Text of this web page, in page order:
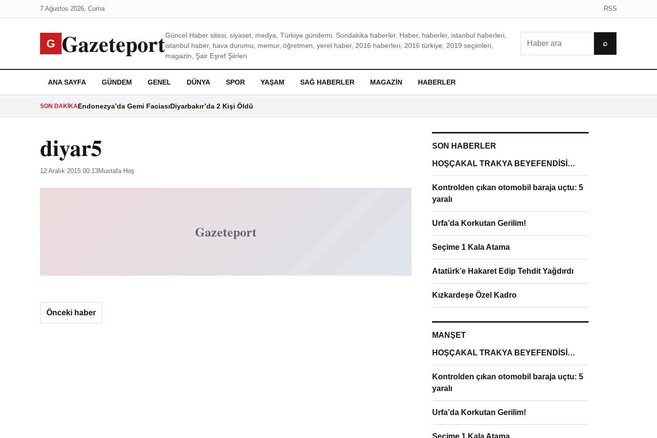
7 Ağustos 2026, Cuma RSS
G GazeteportGüncel Haber sitesi, siyaset, medya, Türkiye gündemi, Sondakika haberler, Haber, haberler, istanbul haberleri,
istanbul haber, hava durumu, memur, öğretmen, yerel haber, 2016 haberleri, 2016 türkiye, 2019 seçimleri,
magazin, Şair Eşref Şiirleri
⌕
ANA SAYFA GÜNDEM GENEL DÜNYA SPOR YAŞAM SAĞ HABERLER MAGAZIN HABERLER
SON DAKIKAEndonezya’da Gemi FaciasıDiyarbakır’da 2 Kişi Öldü
diyar5
12 Aralık 2015 00:13Mustafa Hoş
Gazeteport
Önceki haber
SON HABERLER
HOŞÇAKAL TRAKYA BEYEFENDİSİ…
Kontrolden çıkan otomobil baraja uçtu: 5
yaralı
Urfa’da Korkutan Gerilim!
Seçime 1 Kala Atama
Atatürk’e Hakaret Edip Tehdit Yağdırdı
Kızkardeşe Özel Kadro
MANŞET
HOŞÇAKAL TRAKYA BEYEFENDİSİ…
Kontrolden çıkan otomobil baraja uçtu: 5
yaralı
Urfa’da Korkutan Gerilim!
Seçime 1 Kala Atama